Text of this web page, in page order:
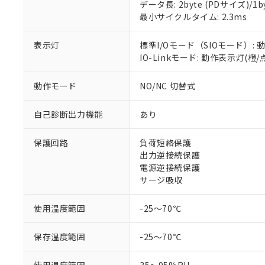
データ長: 2byte (PDサイズ)/
最小サイクルタイム: 2.3ms
表示灯
標準I/Oモード（SIOモード）:
IO-Linkモード: 動作表示灯(橙/
動作モード NO/NC 切替式
自己診断出力機能 あり
保護回路
負荷短絡保護
出力逆接続保護
電源逆接続保護
サージ吸収
使用温度範囲 -25～70℃
保存温度範囲 -25～70℃
ご利用条件
以下の条件をお読
在庫状況お
オムロン制
す。
対応予定：EU
対応予定なし：
調査・確認中：
非該当品：ライセ
仕入先様の事情に
があります。
ル（DBP） 1000ppm
但し、RoHS指令で産業
フタル酸エステル類の
※1 中国
「×」：最大均質
「－」：未確認で
*中国RoHS10物質の基
Pb(鉛) :1000ppm、 Hg(
Cr(Ⅵ)(六価クロム) :
DBP(フタル酸ジブチル
DEHP(フタル酸ビス(2-
※2 環境保護使
「ｅ」：有害物質
味します。
また当社は
号
機器販
空
受注生